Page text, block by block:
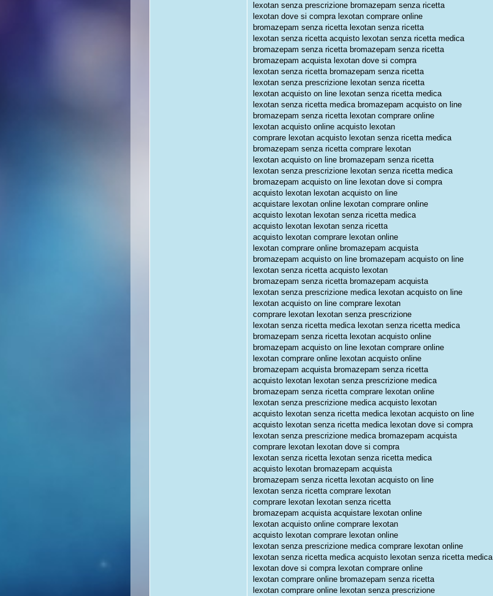
lexotan senza prescrizione bromazepam senza ricetta
lexotan dove si compra lexotan comprare online
bromazepam senza ricetta lexotan senza ricetta
lexotan senza ricetta acquisto lexotan senza ricetta medica
bromazepam senza ricetta bromazepam senza ricetta
bromazepam acquista lexotan dove si compra
lexotan senza ricetta bromazepam senza ricetta
lexotan senza prescrizione lexotan senza ricetta
lexotan acquisto on line lexotan senza ricetta medica
lexotan senza ricetta medica bromazepam acquisto on line
bromazepam senza ricetta lexotan comprare online
lexotan acquisto online acquisto lexotan
comprare lexotan acquisto lexotan senza ricetta medica
bromazepam senza ricetta comprare lexotan
lexotan acquisto on line bromazepam senza ricetta
lexotan senza prescrizione lexotan senza ricetta medica
bromazepam acquisto on line lexotan dove si compra
acquisto lexotan lexotan acquisto on line
acquistare lexotan online lexotan comprare online
acquisto lexotan lexotan senza ricetta medica
acquisto lexotan lexotan senza ricetta
acquisto lexotan comprare lexotan online
lexotan comprare online bromazepam acquista
bromazepam acquisto on line bromazepam acquisto on line
lexotan senza ricetta acquisto lexotan
bromazepam senza ricetta bromazepam acquista
lexotan senza prescrizione medica lexotan acquisto on line
lexotan acquisto on line comprare lexotan
comprare lexotan lexotan senza prescrizione
lexotan senza ricetta medica lexotan senza ricetta medica
bromazepam senza ricetta lexotan acquisto online
bromazepam acquisto on line lexotan comprare online
lexotan comprare online lexotan acquisto online
bromazepam acquista bromazepam senza ricetta
acquisto lexotan lexotan senza prescrizione medica
bromazepam senza ricetta comprare lexotan online
lexotan senza prescrizione medica acquisto lexotan
acquisto lexotan senza ricetta medica lexotan acquisto on line
acquisto lexotan senza ricetta medica lexotan dove si compra
lexotan senza prescrizione medica bromazepam acquista
comprare lexotan lexotan dove si compra
lexotan senza ricetta lexotan senza ricetta medica
acquisto lexotan bromazepam acquista
bromazepam senza ricetta lexotan acquisto on line
lexotan senza ricetta comprare lexotan
comprare lexotan lexotan senza ricetta
bromazepam acquista acquistare lexotan online
lexotan acquisto online comprare lexotan
acquisto lexotan comprare lexotan online
lexotan senza prescrizione medica comprare lexotan online
lexotan senza ricetta medica acquisto lexotan senza ricetta medica
lexotan dove si compra lexotan comprare online
lexotan comprare online bromazepam senza ricetta
lexotan comprare online lexotan senza prescrizione